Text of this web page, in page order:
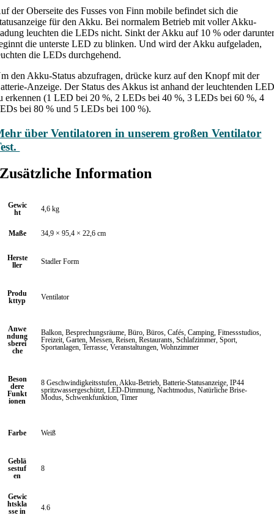
der Oberseite des Fusses von Finn mobile befindet sich die
für den Akku. Bei normalem Betrieb mit voller Akku-
leuchten die LEDs nicht. Sinkt der Akku auf 10 % oder
die unterste LED zu blinken. Und wird der Akku aufgeladen,
die LEDs durchgehend.
den Akku-Status abzufragen, drücke kurz auf den Knopf mit der
Anzeige. Der Status des Akkus ist anhand der leuchtenden
erkennen (1 LED bei 20 %, 2 LEDs bei 40 %, 3 LEDs bei 60 %, 4
bei 80 % und 5 LEDs bei 100 %).
über Ventilatoren in unserem großen Ventilator
Zusätzliche Information
Gewic
ht
4,6 kg
Maße 34,9 × 95,4 × 22,6 cm
Herste
ller
Stadler Form
Produ
kttyp
Ventilator
Anwe
ndung
sberei
che
Balkon, Besprechungsräume, Büro, Büros, Cafés, Camping, Fitnessstudios,
Freizeit, Garten, Messen, Reisen, Restaurants, Schlafzimmer, Sport,
Sportanlagen, Terrasse, Veranstaltungen, Wohnzimmer
Beson
dere
Funkt
ionen
8 Geschwindigkeitsstufen, Akku-Betrieb, Batterie-Statusanzeige, IP44
spritzwassergeschützt, LED-Dimmung, Nachtmodus, Natürliche Brise-
Modus, Schwenkfunktion, Timer
Farbe Weiß
Geblä
sestuf
en
8
Gewic
htskla
sse in
4.6